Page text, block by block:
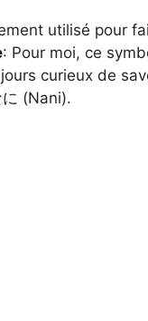
utilisé pour
: Pour moi, ce
curieux de
に (Nani).